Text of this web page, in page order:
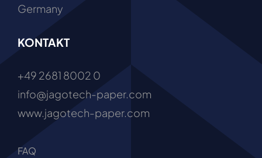
Germany
KONTAKT
+49 2681 8002 0
info@jagotech-paper.com
www.jagotech-paper.com
FAQ